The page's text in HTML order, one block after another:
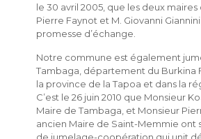
le 30 avril 2005, que les deux maires
Pierre Faynot et M. Giovanni
promesse d’échange.
Notre commune est également
Tambaga, département du Burkina
la province de la Tapoa et dans la
C’est le 26 juin 2010 que Monsieur
Maire de Tambaga, et Monsieur
ancien Maire de Saint-Memmie ont